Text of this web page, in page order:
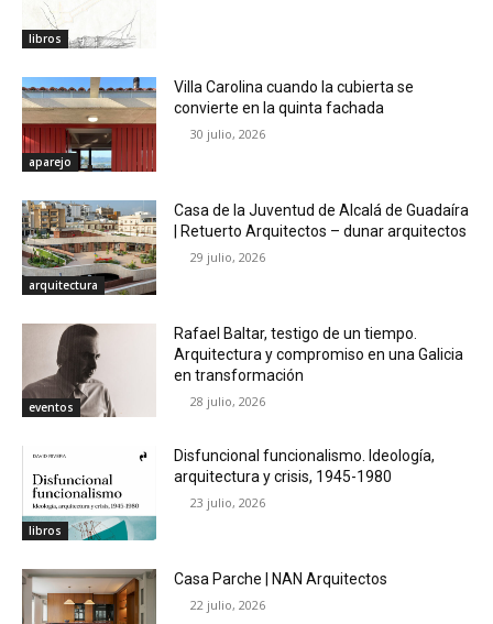
libros
aparejo
Villa Carolina cuando la cubierta se
convierte en la quinta fachada
30 julio, 2026
arquitectura
Casa de la Juventud de Alcalá de Guadaíra
| Retuerto Arquitectos – dunar arquitectos
29 julio, 2026
eventos
Rafael Baltar, testigo de un tiempo.
Arquitectura y compromiso en una Galicia
en transformación
28 julio, 2026
libros
Disfuncional funcionalismo. Ideología,
arquitectura y crisis, 1945-1980
23 julio, 2026
Casa Parche | NAN Arquitectos
22 julio, 2026